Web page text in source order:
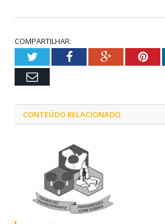
COMPARTILHAR:
TwitterFacebookGoogle+
Email
CONTEÚDO RELACIONADO